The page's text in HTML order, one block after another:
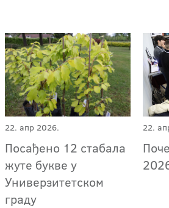
22. апр 2026.
Посађено 12 стабала
жуте букве у
Универзитетском
граду
22.